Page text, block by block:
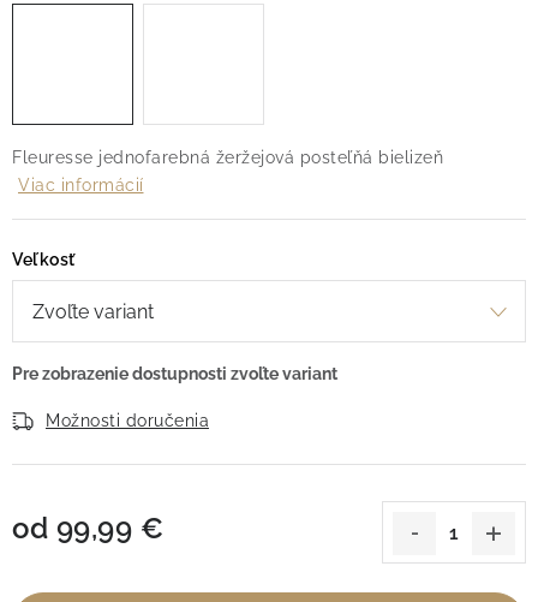
Fleuresse jednofarebná žeržejová posteľňá bielizeň
Viac informácií
Veľkosť
Možnosti doručenia
od 99,99 €